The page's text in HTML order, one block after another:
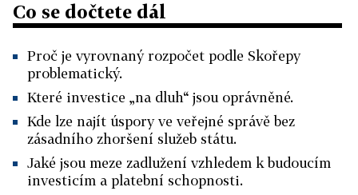
Co se dočtete dál
Proč je vyrovnaný rozpočet podle Skořepy
problematický.
Které investice „na dluh“ jsou oprávněné.
Kde lze najít úspory ve veřejné správě bez
zásadního zhoršení služeb státu.
Jaké jsou meze zadlužení vzhledem k budoucím
investicím a platební schopnosti.